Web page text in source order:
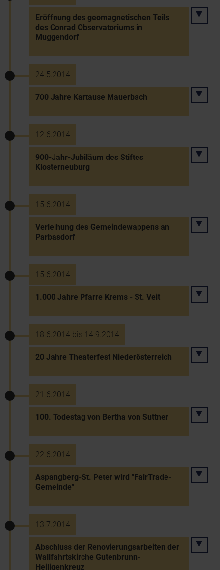
Eröffnung des geomagnetischen Teils
des Conrad Observatoriums in
Muggendorf
24.5.2014
700 Jahre Kartause Mauerbach
12.6.2014
900-Jahr-Jubiläum des Stiftes
Klosterneuburg
15.6.2014
Verleihung des Gemeindewappens an
Parbasdorf
15.6.2014
1.000 Jahre Pfarre Krems - St. Veit
18.6.2014 bis 14.9.2014
20 Jahre Theaterfest Niederösterreich
21.6.2014
100. Todestag von Bertha von Suttner
22.6.2014
Aspangberg-St. Peter wird "FairTrade-
Gemeinde"
13.7.2014
Abschluss der Renovierungsarbeiten der
Wallfahrtskirche Gutenbrunn-
Heiligenkreuz